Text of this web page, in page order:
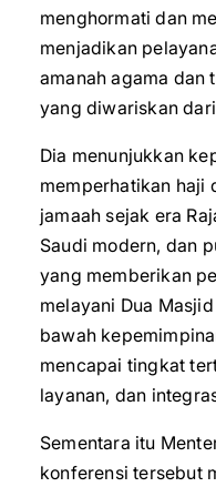
menghormati dan
menjadikan
amanah agama dan
yang diwariskan
Dia menunjukkan
memperhatikan haji
jamaah sejak era
Saudi modern, dan
yang memberikan
melayani Dua
bawah
mencapai tingkat
layanan, dan
Sementara itu
konferensi tersebut